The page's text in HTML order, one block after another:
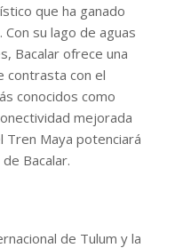
que ha ganado
su lago de aguas
Bacalar ofrece una
contrasta con el
conocidos como
mejorada
Tren Maya potenciará
Bacalar.
de Tulum y la